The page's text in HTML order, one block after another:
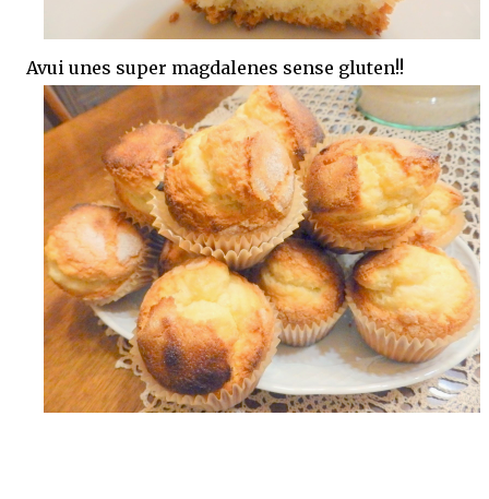
Avui unes super magdalenes sense gluten!!